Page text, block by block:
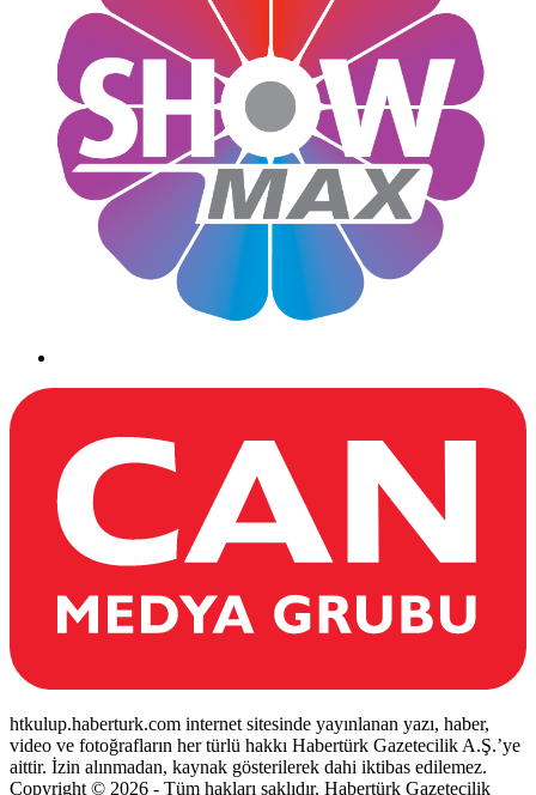
htkulup.haberturk.com internet sitesinde yayınlanan yazı, haber,
video ve fotoğrafların her türlü hakkı Habertürk Gazetecilik A.Ş.’ye
aittir. İzin alınmadan, kaynak gösterilerek dahi iktibas edilemez.
Copyright © 2026 - Tüm hakları saklıdır. Habertürk Gazetecilik